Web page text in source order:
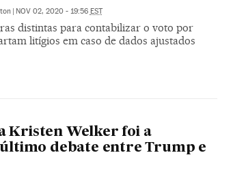
NOV 02, 2020 - 19:56 EST
distintas para contabilizar o voto por
litígios em caso de dados ajustados
Kristen Welker foi a
debate entre Trump e